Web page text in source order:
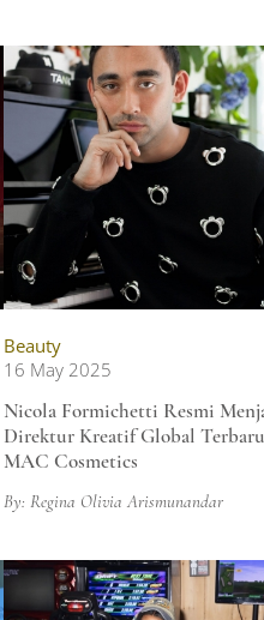
Beauty
16 May 2025
Nicola Formichetti Resmi
Direktur Kreatif Global Terbaru
MAC Cosmetics
By: Regina Olivia Arismunandar